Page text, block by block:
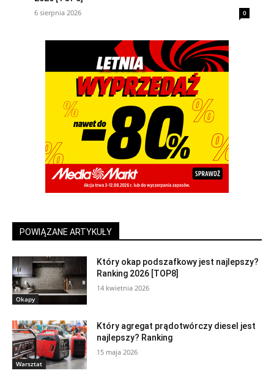
6 sierpnia 2026 0
POWIĄZANE ARTYKUŁY
Okapy
Który okap podszafkowy jest najlepszy?
Ranking 2026 [TOP8]
14 kwietnia 2026
Warsztat
Który agregat prądotwórczy diesel jest
najlepszy? Ranking
15 maja 2026